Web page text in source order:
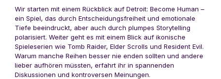
Wir starten mit einem Rückblick auf Detroit: Become Human –
ein Spiel, das durch Entscheidungsfreiheit und emotionale
Tiefe beeindruckt, aber auch durch plumpes Storytelling
polarisiert. Weiter geht es mit einem Blick auf ikonische
Spieleserien wie Tomb Raider, Elder Scrolls und Resident Evil.
Warum manche Reihen besser nie enden sollten und andere
lieber aufhören müssten, erfahrt ihr in spannenden
Diskussionen und kontroversen Meinungen.